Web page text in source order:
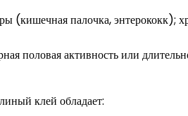
(кишечная палочка, энтерококк);
половая активность или
клей обладает: